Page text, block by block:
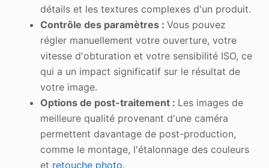
détails et les textures complexes d'un produit.
Contrôle des paramètres : Vous pouvez
régler manuellement votre ouverture, votre
vitesse d'obturation et votre sensibilité ISO, ce
qui a un impact significatif sur le résultat de
votre image.
Options de post-traitement : Les images de
meilleure qualité provenant d'une caméra
permettent davantage de post-production,
comme le montage, l'étalonnage des couleurs
et retouche photo.